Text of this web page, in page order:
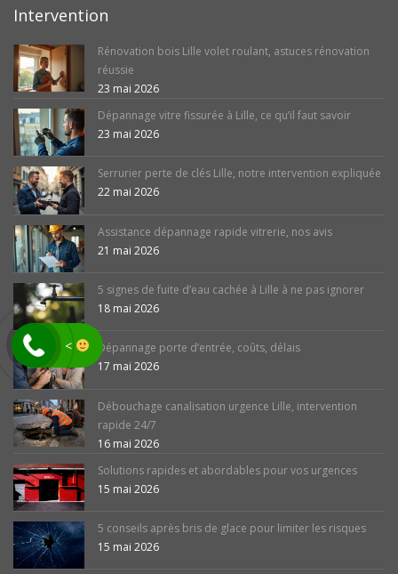
Intervention
Rénovation bois Lille volet roulant, astuces rénovation
réussie
23 mai 2026
Dépannage vitre fissurée à Lille, ce qu’il faut savoir
23 mai 2026
Serrurier perte de clés Lille, notre intervention expliquée
22 mai 2026
Assistance dépannage rapide vitrerie, nos avis
21 mai 2026
5 signes de fuite d’eau cachée à Lille à ne pas ignorer
18 mai 2026
Dépannage porte d’entrée, coûts, délais
17 mai 2026
Débouchage canalisation urgence Lille, intervention
rapide 24/7
16 mai 2026
Solutions rapides et abordables pour vos urgences
15 mai 2026
5 conseils après bris de glace pour limiter les risques
15 mai 2026
<